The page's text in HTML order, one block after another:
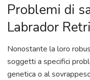
Problemi di
Labrador
Nonostante la loro
soggetti a specifici
genetica o al